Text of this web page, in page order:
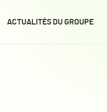
ACTUALITÉS DU GROUPE